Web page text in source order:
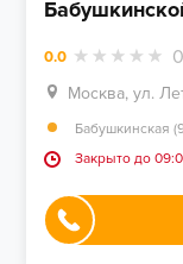
0.0 0
Москва, ул.
Бабушкинская
Закрыто до